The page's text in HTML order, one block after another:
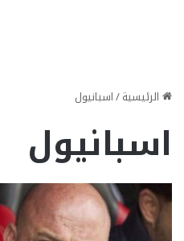
الرئيسية/اسبانيول
اسبانيول